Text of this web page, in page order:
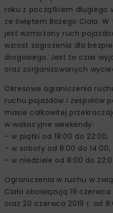
roku z początkiem długiego
ze świętem Bożego Ciała.
jest wzmożony ruch
wzrost zagrożenia dla
drogowego. Jest to czas
oraz zorganizowanych
Okresowe ograniczenia
ruchu pojazdów i zespołów
masie całkowitej
w wakacyjne weekendy:
– w piątki od 18:00 do 22:00,
– w soboty od 8:00 do 14:00,
– w niedziele od 8:00 do
Ograniczenia w ruchu w
Ciała obowiązują 19
oraz 20 czerwca 2019 r. od